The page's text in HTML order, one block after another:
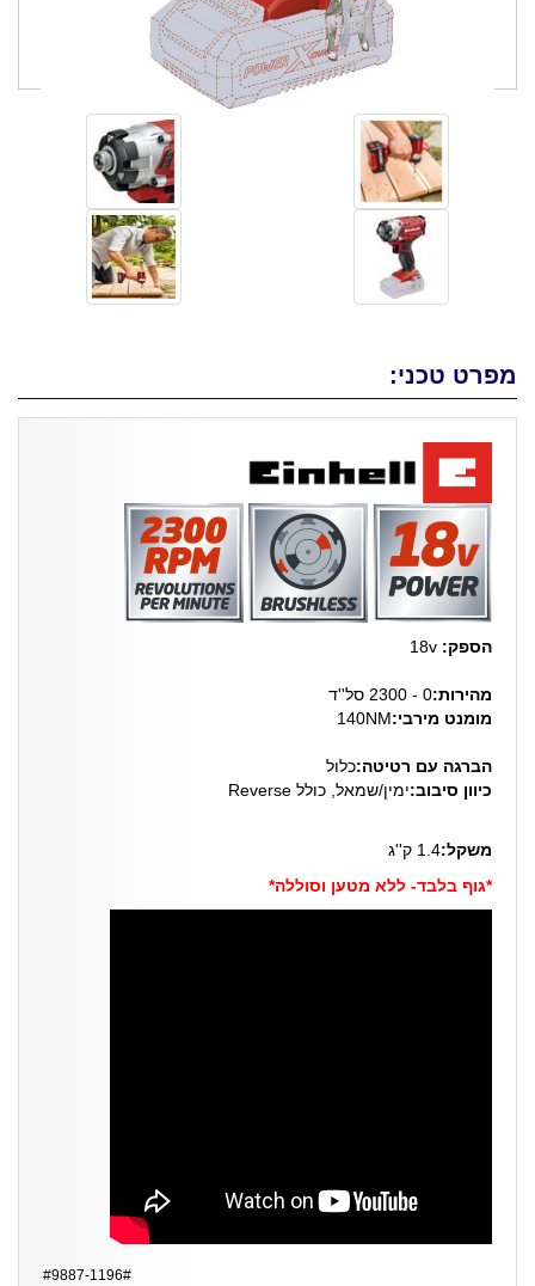
מפרט טכני:
הספק: 18v
מהירות:0 - 2300 סל''ד
מומנט מירבי:140NM
הברגה עם רטיטה:כלול
כיוון סיבוב:ימין/שמאל, כולל Reverse
משקל:1.4 ק''ג
*גוף בלבד- ללא מטען וסוללה*
#9887-1196#